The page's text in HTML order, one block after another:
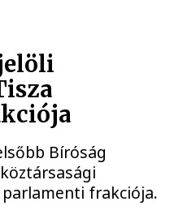
Bíróság
frakciója.